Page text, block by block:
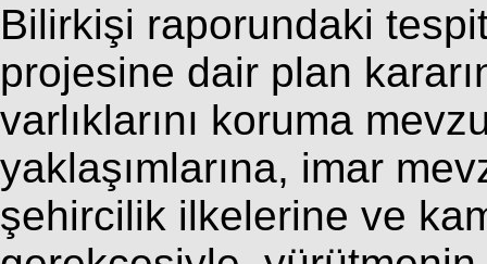
Bilirkişi raporundaki
projesine dair plan
varlıklarını koruma
yaklaşımlarına, imar
şehircilik ilkelerine ve